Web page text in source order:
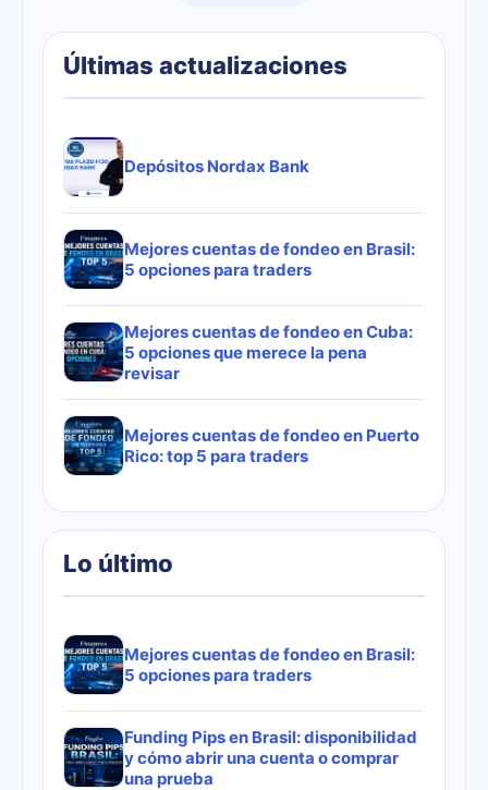
Últimas actualizaciones
Depósitos Nordax Bank
Mejores cuentas de fondeo en Brasil:
5 opciones para traders
Mejores cuentas de fondeo en Cuba:
5 opciones que merece la pena
revisar
Mejores cuentas de fondeo en Puerto
Rico: top 5 para traders
Lo último
Mejores cuentas de fondeo en Brasil:
5 opciones para traders
Funding Pips en Brasil: disponibilidad
y cómo abrir una cuenta o comprar
una prueba